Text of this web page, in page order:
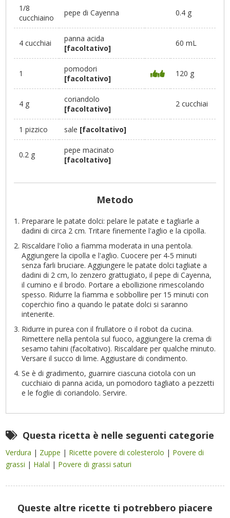
1/8
cucchiaino
pepe di Cayenna 0.4 g
4 cucchiai
panna acida
[facoltativo]
60 mL
1
pomodori
[facoltativo]
120 g
4 g
coriandolo
[facoltativo]
2 cucchiai
1 pizzico sale [facoltativo]
0.2 g
pepe macinato
[facoltativo]
Metodo
Preparare le patate dolci: pelare le patate e tagliarle a
dadini di circa 2 cm. Tritare finemente l'aglio e la cipolla.
Riscaldare l'olio a fiamma moderata in una pentola.
Aggiungere la cipolla e l'aglio. Cuocere per 4-5 minuti
senza farli bruciare. Aggiungere le patate dolci tagliate a
dadini di 2 cm, lo zenzero grattugiato, il pepe di Cayenna,
il cumino e il brodo. Portare a ebollizione rimescolando
spesso. Ridurre la fiamma e sobbollire per 15 minuti con
coperchio fino a quando le patate dolci si saranno
intenerite.
Ridurre in purea con il frullatore o il robot da cucina.
Rimettere nella pentola sul fuoco, aggiungere la crema di
sesamo tahini (facoltativo). Riscaldare per qualche minuto.
Versare il succo di lime. Aggiustare di condimento.
Se è di gradimento, guarnire ciascuna ciotola con un
cucchiaio di panna acida, un pomodoro tagliato a pezzetti
e le foglie di coriandolo. Servire.
Questa ricetta è nelle seguenti categorie
Verdura | Zuppe | Ricette povere di colesterolo | Povere di
grassi | Halal | Povere di grassi saturi
Queste altre ricette ti potrebbero piacere